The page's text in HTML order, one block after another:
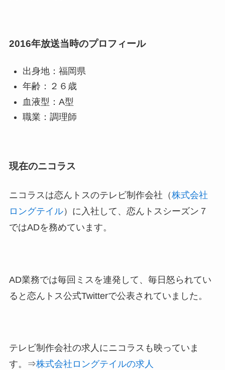
2016年放送当時のプロフィール
出身地：福岡県
年齢：２６歳
血液型：A型
職業：調理師
現在のニコラス
ニコラスは恋んトスのテレビ制作会社（株式会社
ロングテイル）に入社して、恋んトスシーズン７
ではADを務めています。
AD業務では毎回ミスを連発して、毎日怒られてい
ると恋んトス公式Twitterで公表されていました。
テレビ制作会社の求人にニコラスも映っていま
す。⇒株式会社ロングテイルの求人